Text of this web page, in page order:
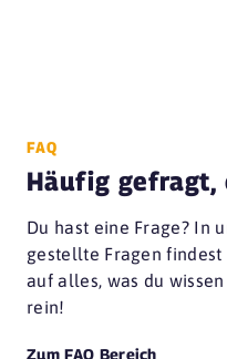
FAQ
Häufig
Du hast eine Frage? In
gestellte Fragen
auf alles, was du
rein!
Zum FAQ Bereich